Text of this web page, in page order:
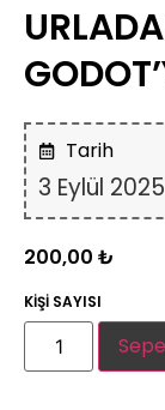
Tarih
3 Eylül 2025
200,00 ₺
KİŞİ SAYISI